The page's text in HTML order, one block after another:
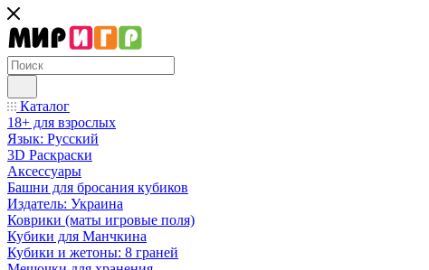
Каталог
18+ для взрослых
Язык: Русский
3D Раскраски
Аксессуары
Башни для бросания кубиков
Издатель: Украина
Коврики (маты игровые поля)
Кубики для Манчкина
Кубики и жетоны: 8 граней